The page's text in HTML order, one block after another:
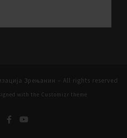
Зрењанин – All rights reserved
with the Customizr theme